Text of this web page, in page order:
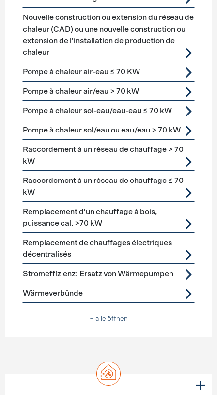
Nouvelle construction ou extension du réseau de
chaleur (CAD) ou une nouvelle construction ou
extension de l'installation de production de
chaleur
Pompe à chaleur air-eau ≤ 70 KW
Pompe à chaleur air/eau > 70 kW
Pompe à chaleur sol-eau/eau-eau ≤ 70 kW
Pompe à chaleur sol/eau ou eau/eau > 70 kW
Raccordement à un réseau de chauffage > 70
kW
Raccordement à un réseau de chauffage ≤ 70
kW
Remplacement d’un chauffage à bois,
puissance cal. >70 kW
Remplacement de chauffages électriques
décentralisés
Stromeffizienz: Ersatz von Wärmepumpen
Wärmeverbünde
+ alle öffnen